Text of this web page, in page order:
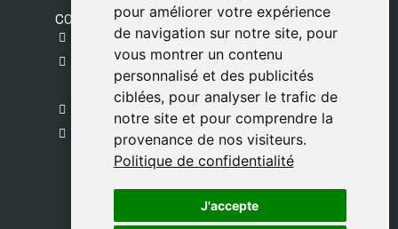
pour améliorer votre expérience
de navigation sur notre site, pour
vous montrer un contenu
personnalisé et des publicités
ciblées, pour analyser le trafic de
notre site et pour comprendre la
provenance de nos visiteurs.
Politique de confidentialité
J'accepte
pour améliorer votre expérience
de navigation sur notre site, pour
vous montrer un contenu
personnalisé et des publicités
ciblées, pour analyser le trafic de
notre site et pour comprendre la
provenance de nos visiteurs.
Politique de confidentialité
J'accepte
CONTACT
gestion@safeliz.com
C. del Pradillo, 6, 28770 Colmenar Viejo,
Madrid
+34 918 459 877
09:00 - 13:00